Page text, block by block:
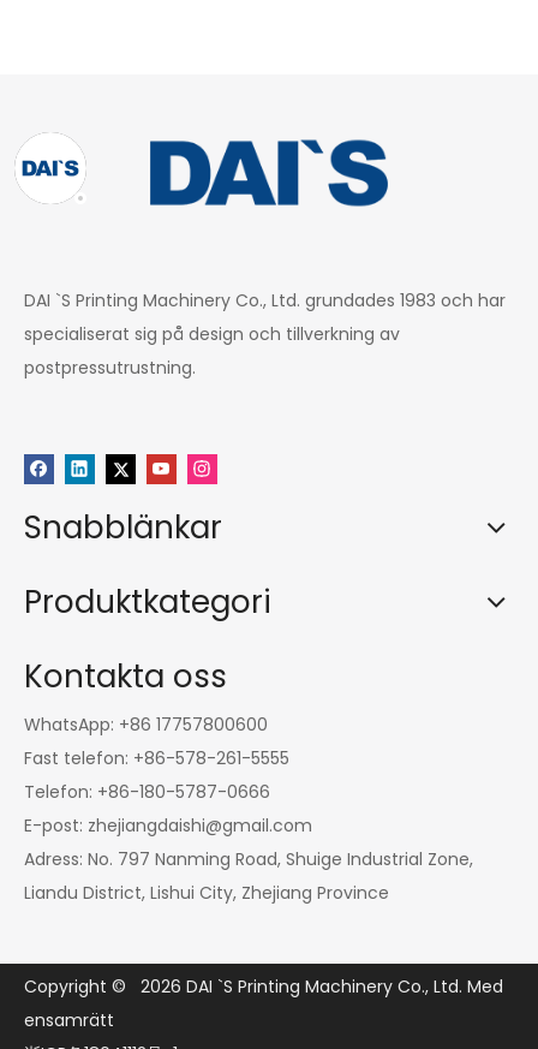
DAI `S Printing Machinery Co., Ltd. grundades 1983 och har
specialiserat sig på design och tillverkning av
postpressutrustning.
Snabblänkar
Produktkategori
Kontakta oss
WhatsApp: +86 17757800600
Fast telefon: +86-578-261-5555
Telefon: +86-180-5787-0666
E-post: zhejiangdaishi@gmail.com
Adress: No. 797 Nanming Road, Shuige Industrial Zone,
Liandu District, Lishui City, Zhejiang Province
Copyright © 2026 DAI `S Printing Machinery Co., Ltd. Med
ensamrätt